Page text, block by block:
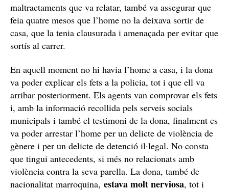
maltractaments que va relatar, també va assegurar que
feia quatre mesos que l’home no la deixava sortir de
casa, que la tenia clausurada i amenaçada per evitar que
sortís al carrer.